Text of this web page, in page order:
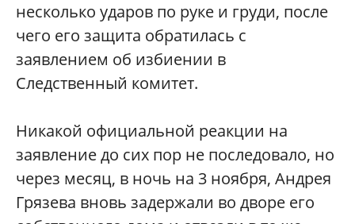
несколько ударов по руке и груди, после
чего его защита обратилась с
заявлением об избиении в
Следственный комитет.
Никакой официальной реакции на
заявление до сих пор не последовало, но
через месяц, в ночь на 3 ноября, Андрея
Грязева вновь задержали во дворе его